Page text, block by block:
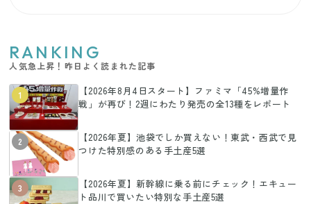
RANKING
人気急上昇！昨日よく読まれた記事
1
【2026年8月4日スタート】ファミマ「45%増量作
戦」が再び！2週にわたり発売の全13種をレポート
2
【2026年夏】池袋でしか買えない！東武・西武で見
つけた特別感のある手土産5選
3
【2026年夏】新幹線に乗る前にチェック！エキュー
ト品川で買いたい特別な手土産5選